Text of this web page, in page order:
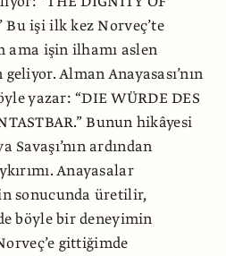
Bu işi ilk kez Norveç’te
ama işin ilhamı aslen
Alman Anayasası’nın
yazar: “DIE WÜRDE DES
Bunun hikâyesi
ardından
Anayasalar
sonucunda üretilir,
böyle bir deneyimin
gittiğimde